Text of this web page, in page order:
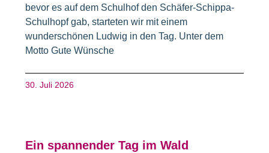
bevor es auf dem Schulhof den Schäfer-Schippa-
Schulhopf gab, starteten wir mit einem
wunderschönen Ludwig in den Tag. Unter dem
Motto Gute Wünsche
30. Juli 2026
Ein spannender Tag im Wald